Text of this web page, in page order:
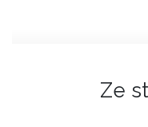
Ze